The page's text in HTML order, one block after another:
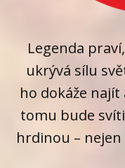
Legenda
ukrývá sílu
ho dokáže
tomu bude
hrdinou –